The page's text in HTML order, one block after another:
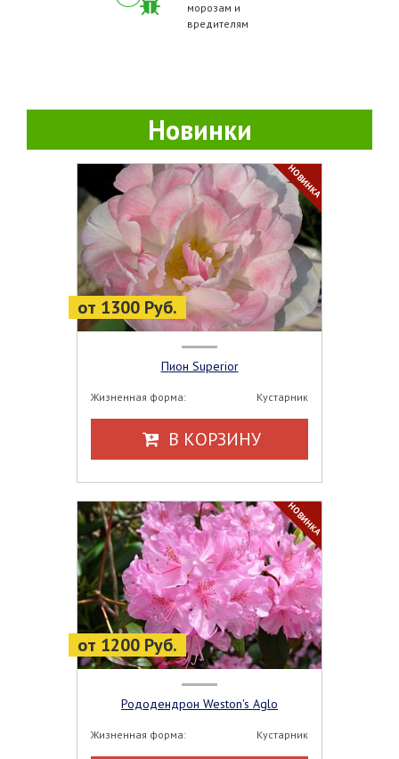
морозам и
вредителям
Новинки
от 1300 Руб.
НОВИНКА
Пион Superior
Жизненная форма: Кустарник
В КОРЗИНУ
от 1200 Руб.
НОВИНКА
Рододендрон Weston's Aglo
Жизненная форма: Кустарник